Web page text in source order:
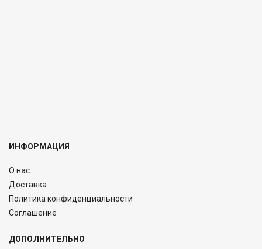
ИНФОРМАЦИЯ
O нас
Доставка
Политика конфиденциальности
Соглашение
ДОПОЛНИТЕЛЬНО